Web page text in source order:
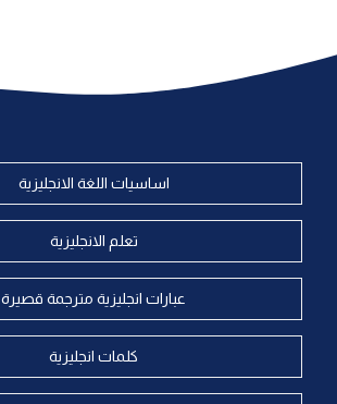
اساسيات اللغة الانجليزية
تعلم الانجليزية
عبارات انجليزية مترجمة قصيرة
كلمات انجليزية